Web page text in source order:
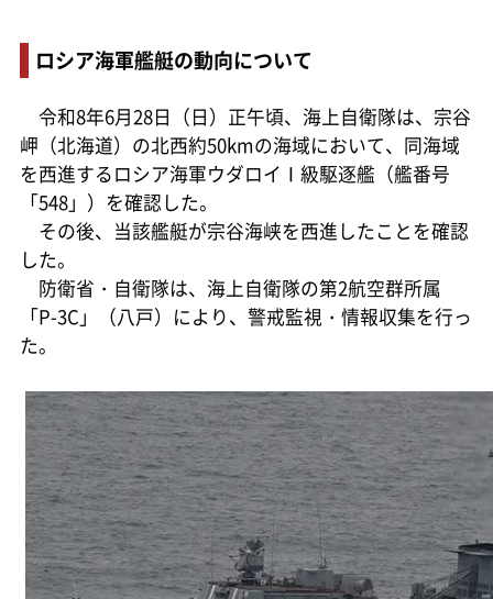
ロシア海軍艦艇の動向について
令和8年6月28日（日）正午頃、海上自衛隊は、宗谷
岬（北海道）の北西約50kmの海域において、同海域
を西進するロシア海軍ウダロイⅠ級駆逐艦（艦番号
「548」）を確認した。
その後、当該艦艇が宗谷海峡を西進したことを確認
した。
防衛省・自衛隊は、海上自衛隊の第2航空群所属
「P-3C」（八戸）により、警戒監視・情報収集を行っ
た。